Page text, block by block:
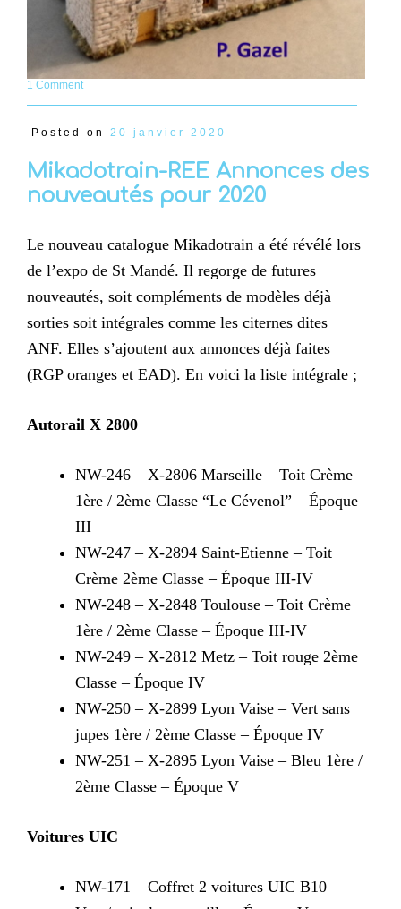
1 Comment
Posted on 20 janvier 2020
Mikadotrain-REE Annonces des
nouveautés pour 2020
Le nouveau catalogue Mikadotrain a été révélé lors
de l’expo de St Mandé. Il regorge de futures
nouveautés, soit compléments de modèles déjà
sorties soit intégrales comme les citernes dites
ANF. Elles s’ajoutent aux annonces déjà faites
(RGP oranges et EAD). En voici la liste intégrale ;
Autorail X 2800
NW-246 – X-2806 Marseille – Toit Crème
1ère / 2ème Classe “Le Cévenol” – Époque
III
NW-247 – X-2894 Saint-Etienne – Toit
Crème 2ème Classe – Époque III-IV
NW-248 – X-2848 Toulouse – Toit Crème
1ère / 2ème Classe – Époque III-IV
NW-249 – X-2812 Metz – Toit rouge 2ème
Classe – Époque IV
NW-250 – X-2899 Lyon Vaise – Vert sans
jupes 1ère / 2ème Classe – Époque IV
NW-251 – X-2895 Lyon Vaise – Bleu 1ère /
2ème Classe – Époque V
Voitures UIC
NW-171 – Coffret 2 voitures UIC B10 –